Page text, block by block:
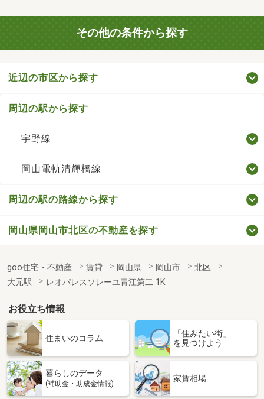
その他の条件から探す
近辺の市区から探す
周辺の駅から探す
宇野線
岡山電軌清輝橋線
周辺の駅の路線から探す
岡山県岡山市北区の不動産を探す
goo住宅・不動産 賃貸 岡山県 岡山市
北区
大元駅
レオパレスソレーユ青江第二 1K
お役立ち情報
住まいのコラム
「住みたい街」
を見つけよう
暮らしのデータ
(補助金・助成金情報)
家賃相場